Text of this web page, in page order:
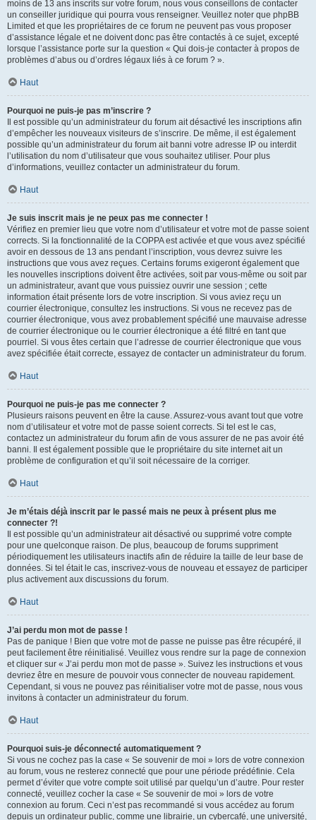
moins de 13 ans inscrits sur votre forum, nous vous conseillons de contacter
un conseiller juridique qui pourra vous renseigner. Veuillez noter que phpBB
Limited et que les propriétaires de ce forum ne peuvent pas vous proposer
d’assistance légale et ne doivent donc pas être contactés à ce sujet, excepté
lorsque l’assistance porte sur la question « Qui dois-je contacter à propos de
problèmes d’abus ou d’ordres légaux liés à ce forum ? ».
Haut
Pourquoi ne puis-je pas m’inscrire ?
Il est possible qu’un administrateur du forum ait désactivé les inscriptions afin
d’empêcher les nouveaux visiteurs de s’inscrire. De même, il est également
possible qu’un administrateur du forum ait banni votre adresse IP ou interdit
l’utilisation du nom d’utilisateur que vous souhaitez utiliser. Pour plus
d’informations, veuillez contacter un administrateur du forum.
Haut
Je suis inscrit mais je ne peux pas me connecter !
Vérifiez en premier lieu que votre nom d’utilisateur et votre mot de passe soient
corrects. Si la fonctionnalité de la COPPA est activée et que vous avez spécifié
avoir en dessous de 13 ans pendant l’inscription, vous devrez suivre les
instructions que vous avez reçues. Certains forums exigeront également que
les nouvelles inscriptions doivent être activées, soit par vous-même ou soit par
un administrateur, avant que vous puissiez ouvrir une session ; cette
information était présente lors de votre inscription. Si vous aviez reçu un
courrier électronique, consultez les instructions. Si vous ne recevez pas de
courrier électronique, vous avez probablement spécifié une mauvaise adresse
de courrier électronique ou le courrier électronique a été filtré en tant que
pourriel. Si vous êtes certain que l’adresse de courrier électronique que vous
avez spécifiée était correcte, essayez de contacter un administrateur du forum.
Haut
Pourquoi ne puis-je pas me connecter ?
Plusieurs raisons peuvent en être la cause. Assurez-vous avant tout que votre
nom d’utilisateur et votre mot de passe soient corrects. Si tel est le cas,
contactez un administrateur du forum afin de vous assurer de ne pas avoir été
banni. Il est également possible que le propriétaire du site internet ait un
problème de configuration et qu’il soit nécessaire de la corriger.
Haut
Je m’étais déjà inscrit par le passé mais ne peux à présent plus me
connecter ?!
Il est possible qu’un administrateur ait désactivé ou supprimé votre compte
pour une quelconque raison. De plus, beaucoup de forums suppriment
périodiquement les utilisateurs inactifs afin de réduire la taille de leur base de
données. Si tel était le cas, inscrivez-vous de nouveau et essayez de participer
plus activement aux discussions du forum.
Haut
J’ai perdu mon mot de passe !
Pas de panique ! Bien que votre mot de passe ne puisse pas être récupéré, il
peut facilement être réinitialisé. Veuillez vous rendre sur la page de connexion
et cliquer sur « J’ai perdu mon mot de passe ». Suivez les instructions et vous
devriez être en mesure de pouvoir vous connecter de nouveau rapidement.
Cependant, si vous ne pouvez pas réinitialiser votre mot de passe, nous vous
invitons à contacter un administrateur du forum.
Haut
Pourquoi suis-je déconnecté automatiquement ?
Si vous ne cochez pas la case « Se souvenir de moi » lors de votre connexion
au forum, vous ne resterez connecté que pour une période prédéfinie. Cela
permet d’éviter que votre compte soit utilisé par quelqu’un d’autre. Pour rester
connecté, veuillez cocher la case « Se souvenir de moi » lors de votre
connexion au forum. Ceci n’est pas recommandé si vous accédez au forum
depuis un ordinateur public, comme une librairie, un cybercafé, une université,